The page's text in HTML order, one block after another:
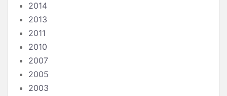
2014
2013
2011
2010
2007
2005
2003